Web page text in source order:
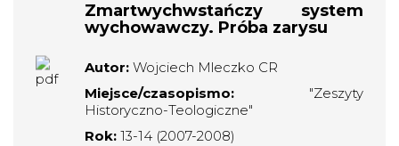
Zmartwychwstańczy system
wychowawczy. Próba zarysu
Autor: Wojciech Mleczko CR
Miejsce/czasopismo: "Zeszyty
Historyczno-Teologiczne"
Rok: 13-14 (2007-2008)